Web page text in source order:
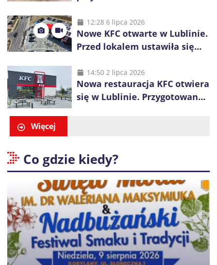
inwestycje
12:28 6 lipca 2026
Nowe KFC otwarte w Lublinie.
Przed lokalem ustawiła się
14:50 2 lipca 2026
Nowa restauracja KFC otwiera
się w Lublinie. Przygotowano
Więcej
Co gdzie kiedy?